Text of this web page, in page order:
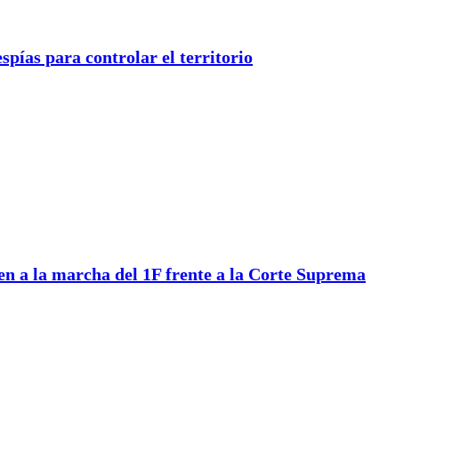
para controlar el territorio
a la marcha del 1F frente a la Corte Suprema